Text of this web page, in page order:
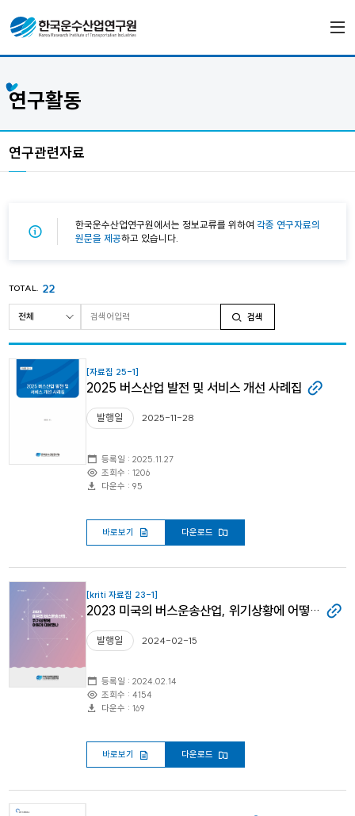
연구활동
연구관련자료
한국운수산업연구원에서는 정보교류를 위하여 각종 연구자료의
원문을 제공하고 있습니다.
TOTAL. 22
검색
[자료집 25-1]
2025 버스산업 발전 및 서비스 개선 사례집
발행일 2025-11-28
등록일 : 2025.11.27
조회수 : 1206
다운수 : 95
바로보기 다운로드
[kriti 자료집 23-1]
2023 미국의 버스운송산업, 위기상황에 어떻게 대응했나
발행일 2024-02-15
등록일 : 2024.02.14
조회수 : 4154
다운수 : 169
바로보기 다운로드